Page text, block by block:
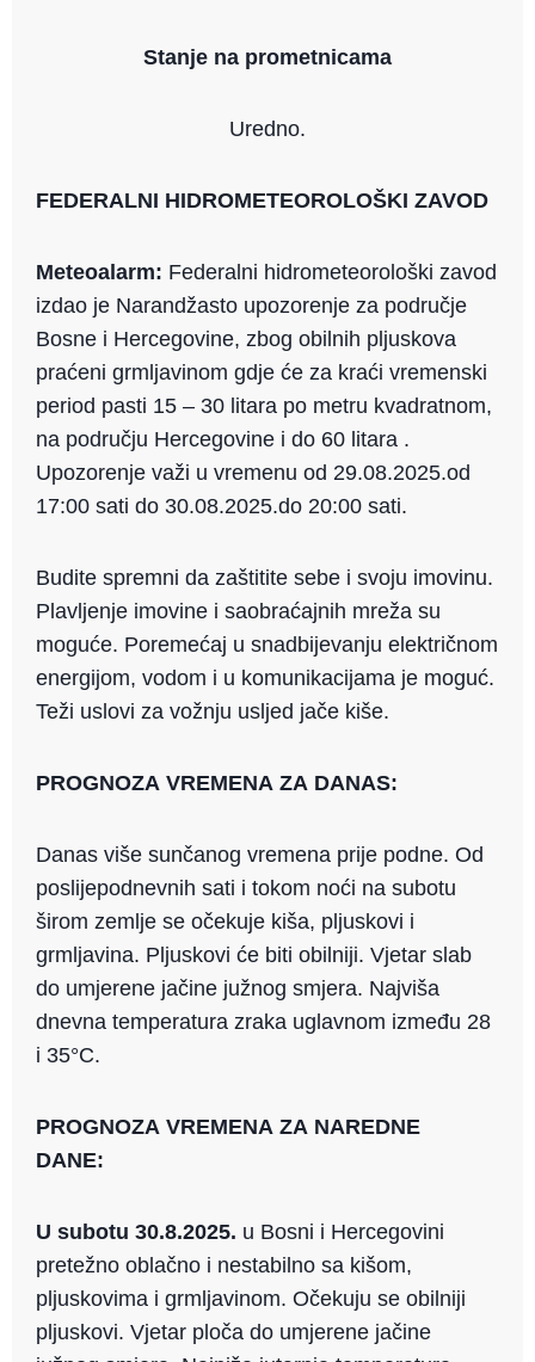
Stanje na prometnicama
Uredno.
FEDERALNI HIDROMETEOROLOŠKI ZAVOD
Meteoalarm: Federalni hidrometeorološki zavod
izdao je Narandžasto upozorenje za područje
Bosne i Hercegovine, zbog obilnih pljuskova
praćeni grmljavinom gdje će za kraći vremenski
period pasti 15 – 30 litara po metru kvadratnom,
na području Hercegovine i do 60 litara .
Upozorenje važi u vremenu od 29.08.2025.od
17:00 sati do 30.08.2025.do 20:00 sati.
Budite spremni da zaštitite sebe i svoju imovinu.
Plavljenje imovine i saobraćajnih mreža su
moguće. Poremećaj u snadbijevanju električnom
energijom, vodom i u komunikacijama je moguć.
Teži uslovi za vožnju usljed jače kiše.
PROGNOZA VREMENA ZA DANAS:
Danas više sunčanog vremena prije podne. Od
poslijepodnevnih sati i tokom noći na subotu
širom zemlje se očekuje kiša, pljuskovi i
grmljavina. Pljuskovi će biti obilniji. Vjetar slab
do umjerene jačine južnog smjera. Najviša
dnevna temperatura zraka uglavnom između 28
i 35°C.
PROGNOZA VREMENA ZA NAREDNE
DANE:
U subotu 30.8.2025. u Bosni i Hercegovini
pretežno oblačno i nestabilno sa kišom,
pljuskovima i grmljavinom. Očekuju se obilniji
pljuskovi. Vjetar ploča do umjerene jačine